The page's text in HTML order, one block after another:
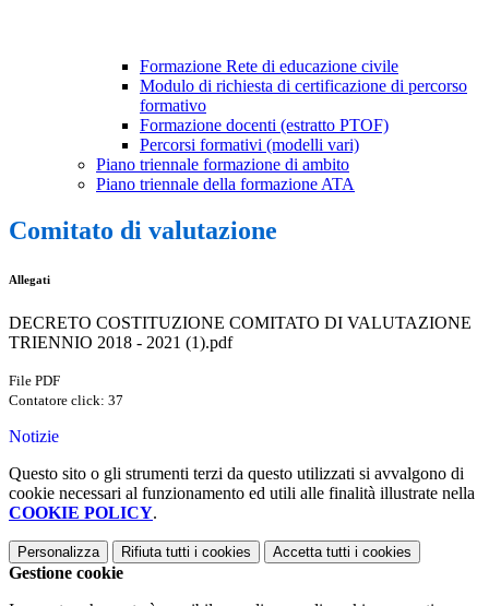
Formazione Rete di educazione civile
Modulo di richiesta di certificazione di percorso
formativo
Formazione docenti (estratto PTOF)
Percorsi formativi (modelli vari)
Piano triennale formazione di ambito
Piano triennale della formazione ATA
Comitato di valutazione
Allegati
DECRETO COSTITUZIONE COMITATO DI VALUTAZIONE
TRIENNIO 2018 - 2021 (1).pdf
File PDF
Contatore click: 37
Notizie
Questo sito o gli strumenti terzi da questo utilizzati si avvalgono di
cookie necessari al funzionamento ed utili alle finalità illustrate nella
COOKIE POLICY.
Personalizza Rifiuta tutti i cookies Accetta tutti i cookies
Gestione cookie